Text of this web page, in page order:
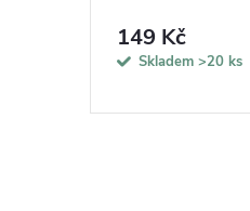
149 Kč
Skladem >20 ks